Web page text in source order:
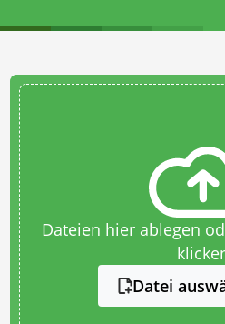
Dateien hier ablegen
Datei